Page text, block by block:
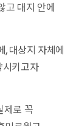
고 대지 안에
대상지 자체에
시키고자
제로 꼭